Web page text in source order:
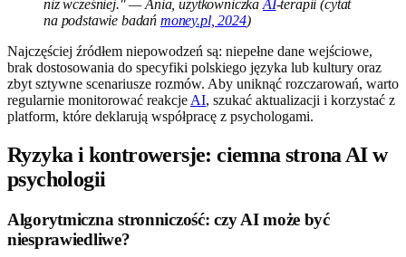
niż wcześniej." — Ania, użytkowniczka AI-terapii (cytat
na podstawie badań money.pl, 2024)
Najczęściej źródłem niepowodzeń są: niepełne dane wejściowe,
brak dostosowania do specyfiki polskiego języka lub kultury oraz
zbyt sztywne scenariusze rozmów. Aby uniknąć rozczarowań, warto
regularnie monitorować reakcje AI, szukać aktualizacji i korzystać z
platform, które deklarują współpracę z psychologami.
Ryzyka i kontrowersje: ciemna strona AI w
psychologii
Algorytmiczna stronniczość: czy AI może być
niesprawiedliwe?